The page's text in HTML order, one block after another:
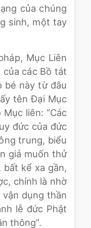
của chúng
sinh, một tay
Mục Liên
các Bồ tát
bé này từ đâu
tên Đại Mục
liên: “Các
đức của đức
trung, biểu
giả muốn thử
bất kể xa gần,
chính là nhờ
dụng thần
lễ đức Phật
thông”.